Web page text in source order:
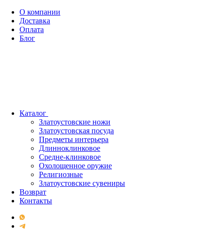
О компании
Доставка
Оплата
Блог
Каталог
Златоустовские ножи
Златоустовская посуда
Предметы интерьера
Длинноклинковое
Средне-клинковое
Охолощенное оружие
Религиозные
Златоустовские сувениры
Возврат
Контакты